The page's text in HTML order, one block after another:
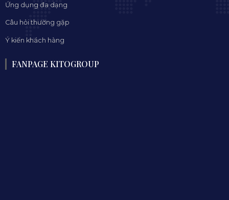
Ứng dụng đa dạng
Câu hỏi thường gặp
Ý kiến khách hàng
FANPAGE KITOGROUP